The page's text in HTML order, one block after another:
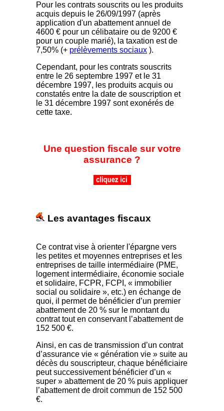
Pour les contrats souscrits ou les produits
acquis depuis le 26/09/1997 (après
application d'un abattement annuel de
4600 € pour un célibataire ou de 9200 €
pour un couple marié), la taxation est de
7,50% (+ prélèvements sociaux ).
Cependant, pour les contrats souscrits
entre le 26 septembre 1997 et le 31
décembre 1997, les produits acquis ou
constatés entre la date de souscription et
le 31 décembre 1997 sont exonérés de
cette taxe.
Une question fiscale sur votre
assurance ?
Les avantages fiscaux
Ce contrat vise à orienter l'épargne vers
les petites et moyennes entreprises et les
entreprises de taille intermédiaire (PME,
logement intermédiaire, économie sociale
et solidaire, FCPR, FCPI, « immobilier
social ou solidaire », etc.) en échange de
quoi, il permet de bénéficier d’un premier
abattement de 20 % sur le montant du
contrat tout en conservant l’abattement de
152 500 €.
Ainsi, en cas de transmission d’un contrat
d’assurance vie « génération vie » suite au
décès du souscripteur, chaque bénéficiaire
peut successivement bénéficier d’un «
super » abattement de 20 % puis appliquer
l’abattement de droit commun de 152 500
€.